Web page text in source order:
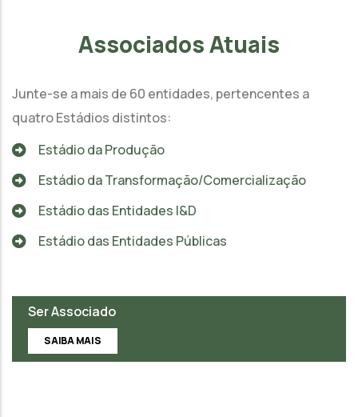
Associados Atuais
Junte-se a mais de 60 entidades, pertencentes a
quatro Estádios distintos:
Estádio da Produção
Estádio da Transformação/Comercialização
Estádio das Entidades I&D
Estádio das Entidades Públicas
Ser Associado
SAIBA MAIS